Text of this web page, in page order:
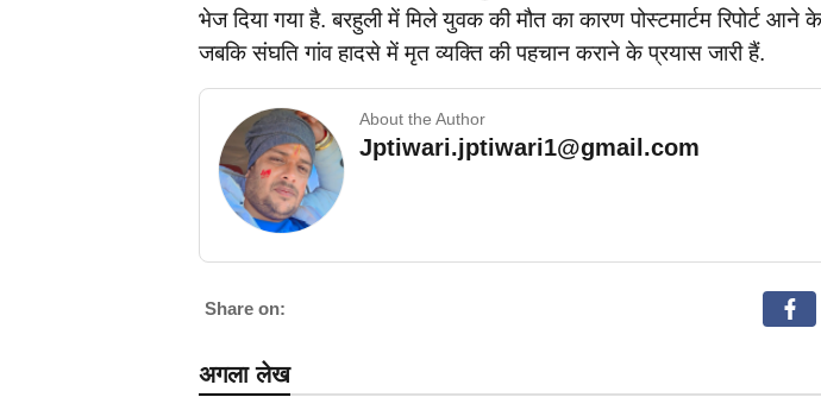
भेज दिया गया है. बरहुली में मिले युवक की मौत का कारण पोस्टमार्टम रिपोर्ट आने
जबकि संघति गांव हादसे में मृत व्यक्ति की पहचान कराने के प्रयास जारी हैं.
About the Author
Jptiwari.jptiwari1@gmail.com
Share on:
अगला लेख